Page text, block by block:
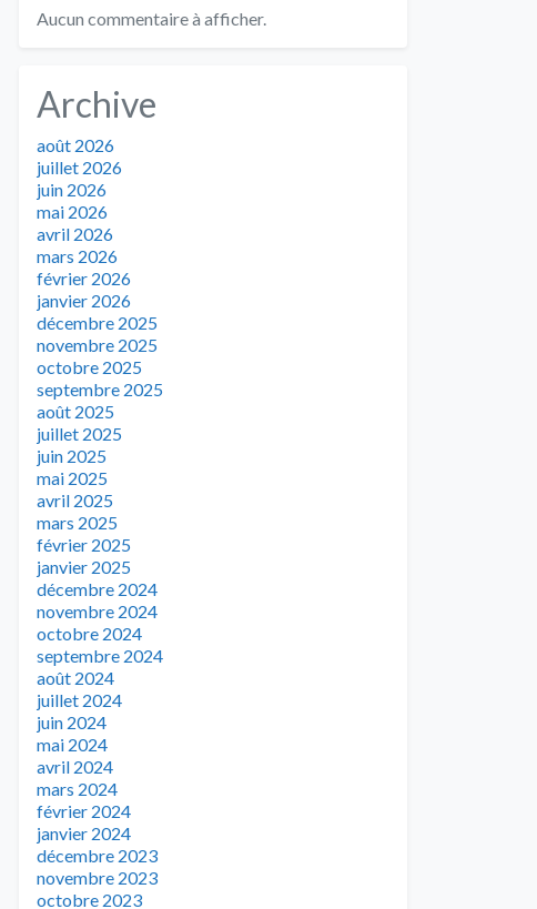
Aucun commentaire à afficher.
Archive
août 2026
juillet 2026
juin 2026
mai 2026
avril 2026
mars 2026
février 2026
janvier 2026
décembre 2025
novembre 2025
octobre 2025
septembre 2025
août 2025
juillet 2025
juin 2025
mai 2025
avril 2025
mars 2025
février 2025
janvier 2025
décembre 2024
novembre 2024
octobre 2024
septembre 2024
août 2024
juillet 2024
juin 2024
mai 2024
avril 2024
mars 2024
février 2024
janvier 2024
décembre 2023
novembre 2023
octobre 2023